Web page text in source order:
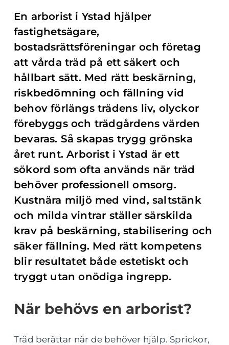
En arborist i Ystad hjälper
fastighetsägare,
bostadsrättsföreningar och företag
att vårda träd på ett säkert och
hållbart sätt. Med rätt beskärning,
riskbedömning och fällning vid
behov förlängs trädens liv, olyckor
förebyggs och trädgårdens värden
bevaras. Så skapas trygg grönska
året runt. Arborist i Ystad är ett
sökord som ofta används när träd
behöver professionell omsorg.
Kustnära miljö med vind, saltstänk
och milda vintrar ställer särskilda
krav på beskärning, stabilisering och
säker fällning. Med rätt kompetens
blir resultatet både estetiskt och
tryggt utan onödiga ingrepp.
När behövs en arborist?
Träd berättar när de behöver hjälp. Sprickor,